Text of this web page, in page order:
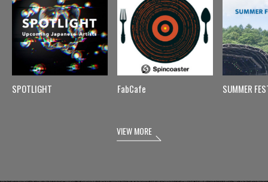
SPOTLIGHT FabCafe SUMMER
VIEW MORE